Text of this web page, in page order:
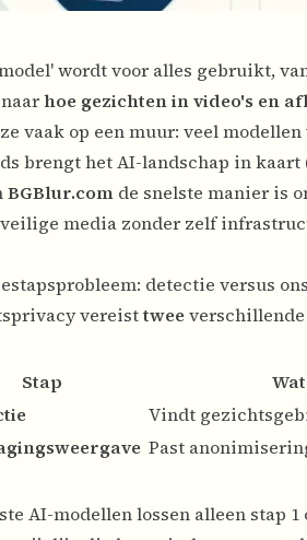
wordt voor alles gebruikt,
hoe gezichten in video's en
vaak op een muur: veel modellen
brengt het AI-landschap in
BGBlur.com de snelste manier is
media zonder zelf
detectie versus
vereisttwee
Stap
Vindt
Past
AI-modellen lossen alleen stap